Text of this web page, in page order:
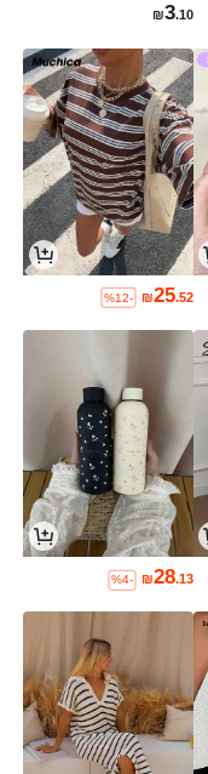
₪3.10
₪25.52
%12-
₪28.13
%4-